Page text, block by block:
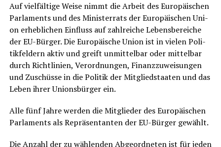
Auf viel­fäl­ti­ge Wei­se nimmt die Arbeit des Euro­päi­schen
Par­la­ments und des Minis­ter­rats der Euro­päi­schen Uni­
on erheb­li­chen Ein­fluss auf zahl­rei­che Lebens­be­rei­che
der EU-Bür­ger. Die Euro­päi­sche Uni­on ist in vie­len Poli­
tik­fel­dern aktiv und greift unmit­tel­bar oder mit­tel­bar
durch Richt­li­ni­en, Ver­ord­nun­gen, Finanz­zu­wei­sun­gen
und Zuschüs­se in die Poli­tik der Mit­glied­staa­ten und das
Leben ihrer Uni­ons­bür­ger ein.
Alle fünf Jah­re wer­den die Mit­glie­der des Euro­päi­schen
Par­la­ments als Reprä­sen­tan­ten der EU-Bür­ger gewählt.
Die Anzahl der zu wäh­len­den Abge­ord­ne­ten ist für jeden